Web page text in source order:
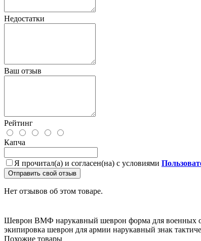
Недостатки
Ваш отзыв
Рейтинг
Капча
Я прочитал(а) и согласен(на) с условиями
Отправить свой отзыв
Нет отзывов об этом товаре.
Шеврон ВМФ нарукавный шеврон форма для военных
экипировка шеврон для армии нарукавный знак
Похожие товары